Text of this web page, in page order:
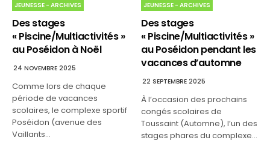
JEUNESSE - ARCHIVES
Des stages
« Piscine/Multiactivités »
au Poséidon à Noël
24 NOVEMBRE 2025
Comme lors de chaque
période de vacances
scolaires, le complexe sportif
Poséidon (avenue des
Vaillants…
JEUNESSE - ARCHIVES
Des stages
« Piscine/Multiactivités »
au Poséidon pendant les
vacances d’automne
22 SEPTEMBRE 2025
À l’occasion des prochains
congés scolaires de
Toussaint (Automne), l’un des
stages phares du complexe…